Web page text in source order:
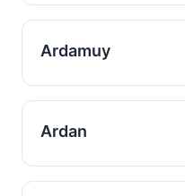
Ardamuy
Ardan